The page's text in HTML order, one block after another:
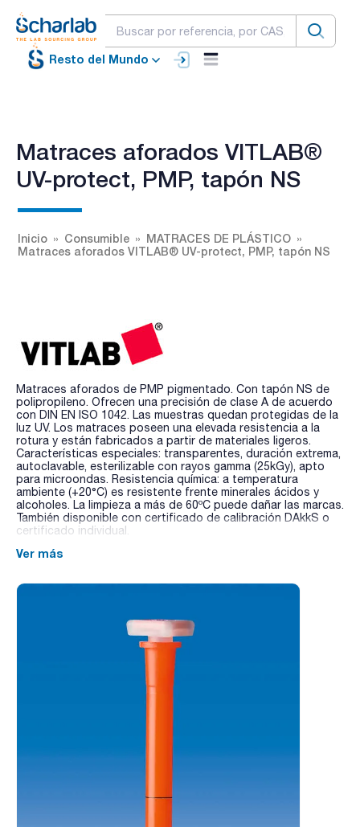
Resto del Mundo
Matraces aforados VITLAB®
UV-protect, PMP, tapón NS
Inicio Consumible
MATRACES DE PLÁSTICO
Matraces aforados VITLAB® UV-protect, PMP, tapón NS
Matraces aforados de PMP pigmentado. Con tapón NS de
polipropileno. Ofrecen una precisión de clase A de acuerdo
con DIN EN ISO 1042. Las muestras quedan protegidas de la
luz UV. Los matraces poseen una elevada resistencia a la
rotura y están fabricados a partir de materiales ligeros.
Características especiales: transparentes, duración extrema,
autoclavable, esterilizable con rayos gamma (25kGy), apto
para microondas. Resistencia química: a temperatura
ambiente (+20°C) es resistente frente minerales ácidos y
alcoholes. La limpieza a más de 60ºC puede dañar las marcas.
También disponible con certificado de calibración DAkkS o
certificado individual.
Ver más